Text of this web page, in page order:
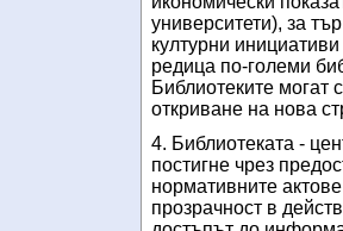
университети), за
културни
редица по-големи
Библиотеките могат
откриване на нова
4. Библиотеката -
постигне чрез
нормативните
прозрачност в